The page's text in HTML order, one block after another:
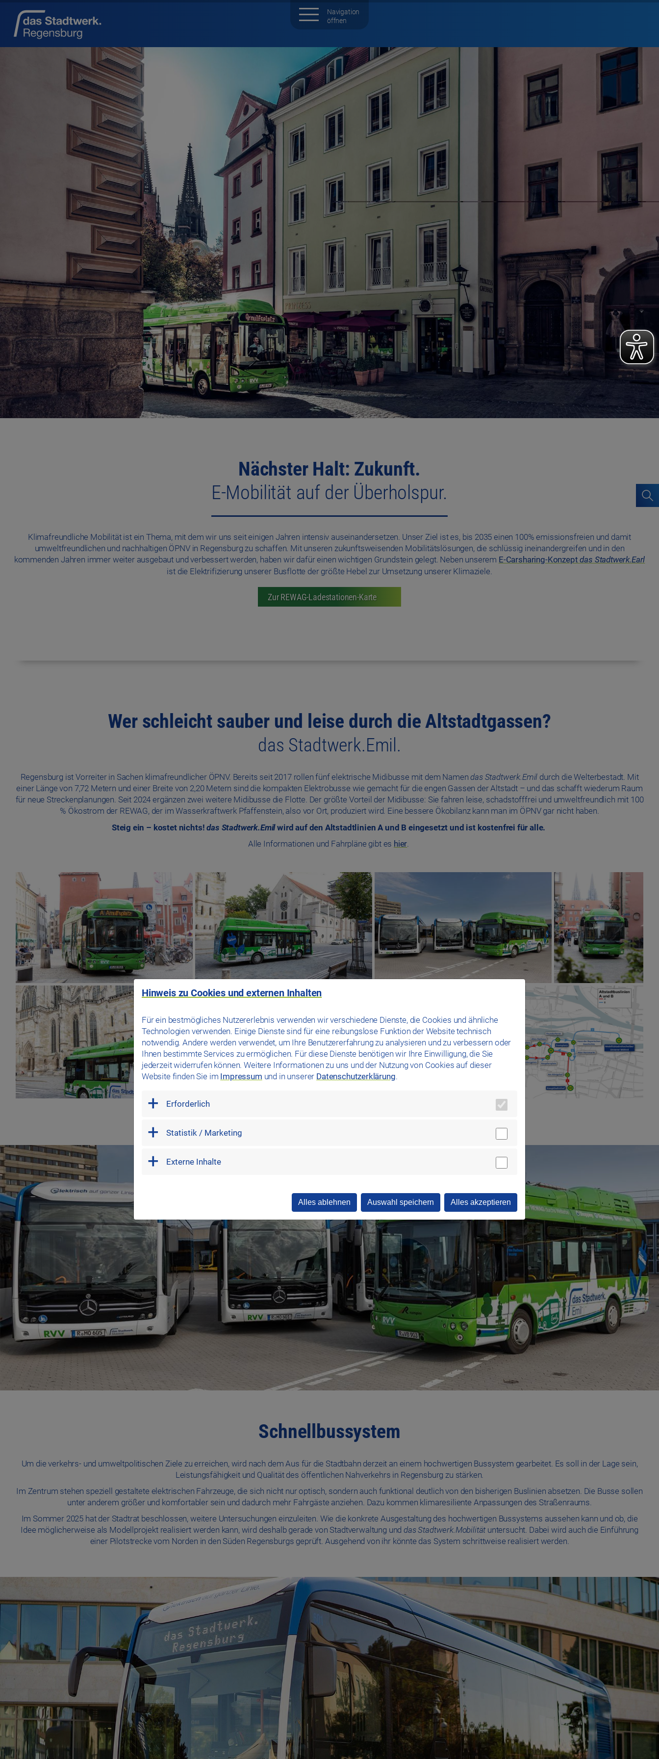
Nächster Halt: Zukunft.
E-Mobilität auf der Überholspur.
Klimafreundliche Mobilität ist ein Thema, mit dem wir uns seit einigen Jahren intensiv auseinandersetzen. Unser Ziel ist es, bis 2035 einen 100% emissionsfreien und damit
umweltfreundlichen und nachhaltigen ÖPNV in Regensburg zu schaffen. Mit unseren zukunftsweisenden Mobilitätslösungen, die schlüssig ineinandergreifen und in den
kommenden Jahren immer weiter ausgebaut und verbessert werden, haben wir dafür einen wichtigen Grundstein gelegt. Neben unserem E-Carsharing-Konzeptdas Stadtwerk.Earl
ist die Elektrifizierung unserer Busflotte der größte Hebel zur Umsetzung unserer Klimaziele.
Zur REWAG-Ladestationen-Karte
Wer schleicht sauber und leise durch die Altstadtgassen?
das Stadtwerk.Emil.
Regensburg ist Vorreiter in Sachen klimafreundlicher ÖPNV. Bereits seit 2017 rollen fünf elektrische Midibusse mit dem Namendas Stadtwerk.Emil durch die Welterbestadt. Mit
einer Länge von 7,72 Metern und einer Breite von 2,20 Metern sind die kompakten Elektrobusse wie gemacht für die engen Gassen der Altstadt – und das schafft wiederum Raum
für neue Streckenplanungen. Seit 2024 ergänzen zwei weitere Midibusse die Flotte. Der größte Vorteil der Midibusse: Sie fahren leise, schadstofffrei und umweltfreundlich mit 100
% Ökostrom der REWAG, der im Wasserkraftwerk Pfaffenstein, also vor Ort, produziert wird. Eine bessere Ökobilanz kann man im ÖPNV gar nicht haben.
Steig ein – kostet nichts!das Stadtwerk.Emilwird auf den Altstadtlinien A und B eingesetzt und ist kostenfrei für alle.
Alle Informationen und Fahrpläne gibt es hier
Schnellbussystem
Um die verkehrs- und umweltpolitischen Ziele zu erreichen, wird nach dem Aus für die Stadtbahn derzeit an einem hochwertigen Bussystem gearbeitet. Es soll in der Lage sein,
Leistungsfähigkeit und Qualität des öffentlichen Nahverkehrs in Regensburg zu stärken.
Im Zentrum stehen speziell gestaltete elektrischen Fahrzeuge, die sich nicht nur optisch, sondern auch funktional deutlich von den bisherigen Buslinien absetzen. Die Busse sollen
unter anderem größer und komfortabler sein und dadurch mehr Fahrgäste anziehen. Dazu kommen klimaresiliente Anpassungen des Straßenraums.
Im Sommer 2025 hat der Stadtrat beschlossen, weitere Untersuchungen einzuleiten. Wie die konkrete Ausgestaltung des hochwertigen Bussystems aussehen kann und ob, die
Idee möglicherweise als Modellprojekt realisiert werden kann, wird deshalb gerade von Stadtverwaltung unddas Stadtwerk.Mobilität untersucht. Dabei wird auch die Einführung
einer Pilotstrecke vom Norden in den Süden Regensburgs geprüft. Ausgehend von ihr könnte das System schrittweise realisiert werden.
Hinweis zu Cookies und externen Inhalten
Für ein bestmögliches Nutzererlebnis verwenden wir verschiedene Dienste, die Cookies und ähnliche
Technologien verwenden. Einige Dienste sind für eine reibungslose Funktion der Website technisch
notwendig. Andere werden verwendet, um Ihre Benutzererfahrung zu analysieren und zu verbessern oder
Ihnen bestimmte Services zu ermöglichen. Für diese Dienste benötigen wir Ihre Einwilligung, die Sie
jederzeit widerrufen können. Weitere Informationen zu uns und der Nutzung von Cookies auf dieser
Website finden Sie im Impressum und in unserer Datenschutzerklärung.
Erforderlich
mandatory
Statistik / Marketing
Externe Inhalte
external
Alles ablehnen Auswahl speichern Alles akzeptieren